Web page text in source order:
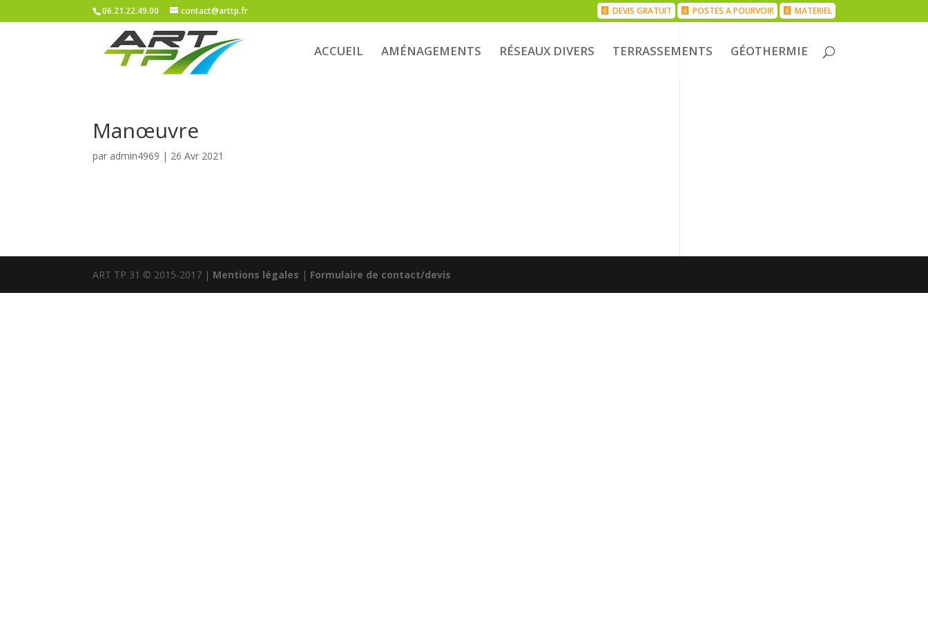
06.21.22.49.00 contact@arttp.fr DEVIS GRATUIT POSTES A POURVOIR MATERIEL
ACCUEIL AMÉNAGEMENTS RÉSEAUX DIVERS TERRASSEMENTS GÉOTHERMIE
Manœuvre
par admin4969 | 26 Avr 2021
ART TP 31 © 2015-2017 | Mentions légales | Formulaire de contact/devis